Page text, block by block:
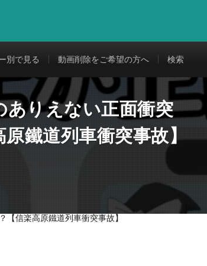
別で見る 動画削除をご希望の方へ 検索
ありえない正面衝突
鐵道列車衝突事故】
信楽高原鐵道列車衝突事故】